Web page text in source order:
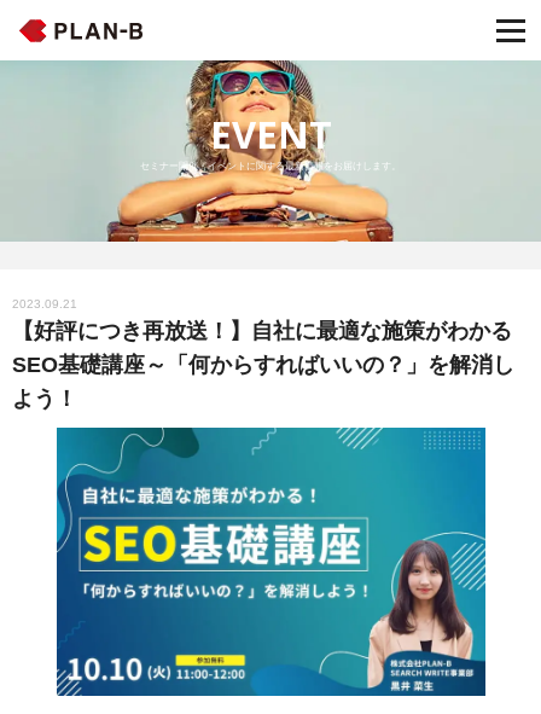
EVENT
セミナー開催・イベントに関する最新情報をお届けします。
2023.09.21
【好評につき再放送！】自社に最適な施策がわかる
SEO基礎講座～「何からすればいいの？」を解消し
よう！